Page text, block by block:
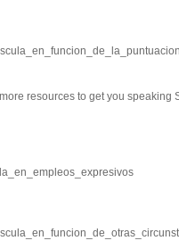
resources to get you speaking